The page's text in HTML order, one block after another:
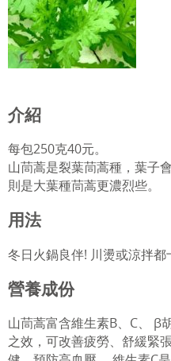
介紹
每包250克40元。
山茼蒿是裂葉茼蒿種，葉子
則是大葉種茼蒿更濃烈些。
用法
冬日火鍋良伴! 川燙或涼拌都
營養成份
山茼蒿富含維生素B、C、 β
之效，可改善疲勞、舒緩緊